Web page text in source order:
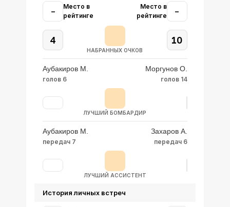
–
Место в
рейтинге
–
Место в
рейтинге
4
НАБРАННЫХ ОЧКОВ
10
Аубакиров М.
голов 6
Моргунов О.
голов 14
ЛУЧШИЙ БОМБАРДИР
Аубакиров М.
передач 7
Захаров А.
передач 6
ЛУЧШИЙ АССИСТЕНТ
История личных встреч